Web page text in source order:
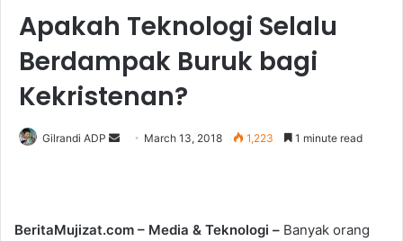
Apakah Teknologi Selalu
Berdampak Buruk bagi
Kekristenan?
Gilrandi ADP
a
March 13, 2018 1,223 1 minute read
BeritaMujizat.com – Media & Teknologi – Banyak orang